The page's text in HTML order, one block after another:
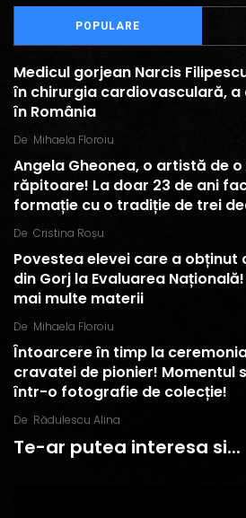
POPULARE
Medicul gorjean Narcis
în chirurgia cardiovasculară, a
în România
De Mihaela Floroiu
Angela Gheonea, o artistă de
răpitoare! La doar 23 de ani
formație cu o tradiție de trei
De Cristina Roșu
Povestea elevei care a obținut
din Gorj la Evaluarea
mai multe materii
De Mihaela Floroiu
Întoarcere în timp la
cravatei de pionier! Momentul
într-o fotografie de colecție!
De Rădulescu Alina
Te-ar putea interesa si...